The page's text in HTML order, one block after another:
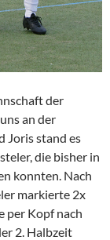
der
an der
Joris stand es
die bisher in
konnten. Nach
markierte 2x
per Kopf nach
2. Halbzeit